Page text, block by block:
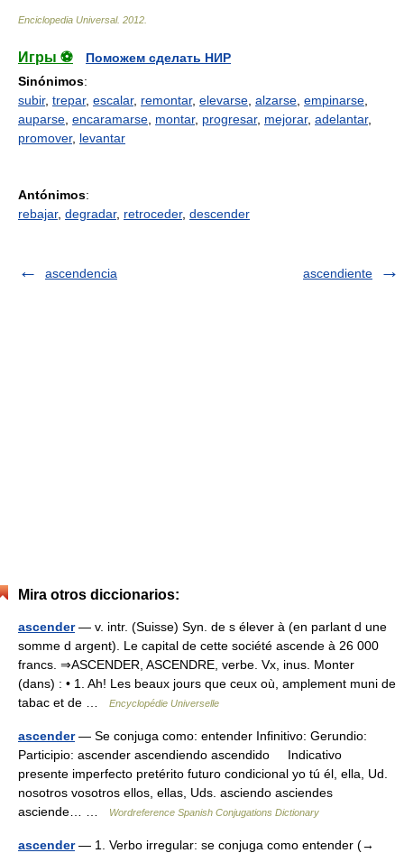
Enciclopedia Universal. 2012
Игры ⚽
Поможем сделать НИР
Sinónimos:
subir, trepar, escalar, remontar, elevarse alzarse empinarse
auparse encaramarse montar, progresar, mejorar, adelantar,
promover, levantar
Antónimos:
rebajar, degradar, retroceder, descender
ascendencia ascendiente
Mira otros diccionarios:
ascender— v. intr. (Suisse) Syn. de s élever à (en parlant d une
somme d argent). Le capital de cette société ascende à 26 000
francs. ⇒ASCENDER, ASCENDRE, verbe. Vx, inus. Monter
(dans) : • 1. Ah! Les beaux jours que ceux où, amplement muni de
tabac et de …
Encyclopédie Universelle
ascender— Se conjuga como: entender Infinitivo: Gerundio:
Participio: ascender ascendiendo ascendido Indicativo
presente imperfecto pretérito futuro condicional yo tú él, ella, Ud.
nosotros vosotros ellos, ellas, Uds. asciendo asciendes
asciende… …
Wordreference Spanish Conjugations Dictionary
ascender— 1. Verbo irregular: se conjuga como entender (→